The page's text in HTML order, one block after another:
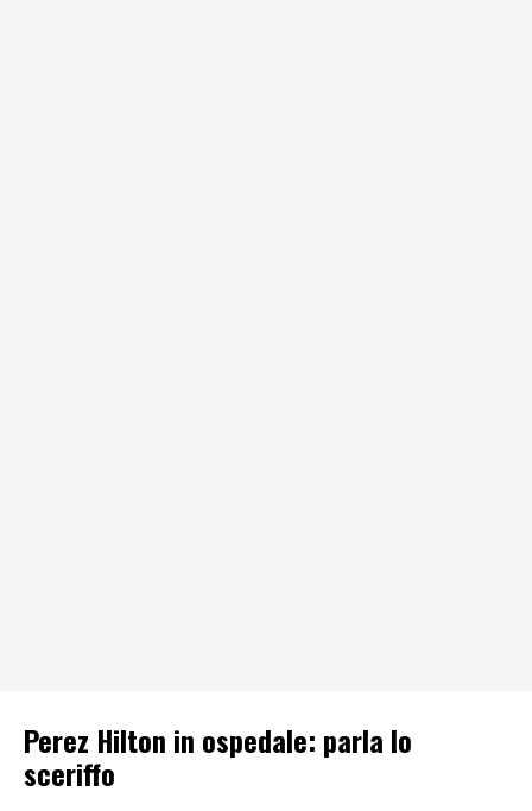
Perez Hilton in ospedale: parla lo
sceriffo